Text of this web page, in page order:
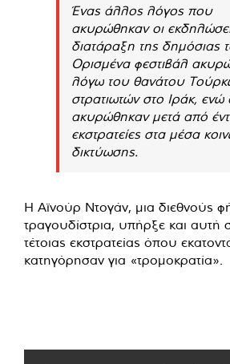
Ένας άλλος λόγος που
ακυρώθηκαν οι
διατάραξη της δημόσιας
Ορισμένα φεστιβάλ
λόγω του θανάτου
στρατιωτών στο Ιράκ,
ακυρώθηκαν μετά από
εκστρατείες στα μέσα
δικτύωσης.
Η Αϊνούρ Ντογάν, μια διεθνούς
τραγουδίστρια, υπήρξε και αυτή
τέτοιας εκστρατείας όπου
κατηγόρησαν για «τρομοκρατία».